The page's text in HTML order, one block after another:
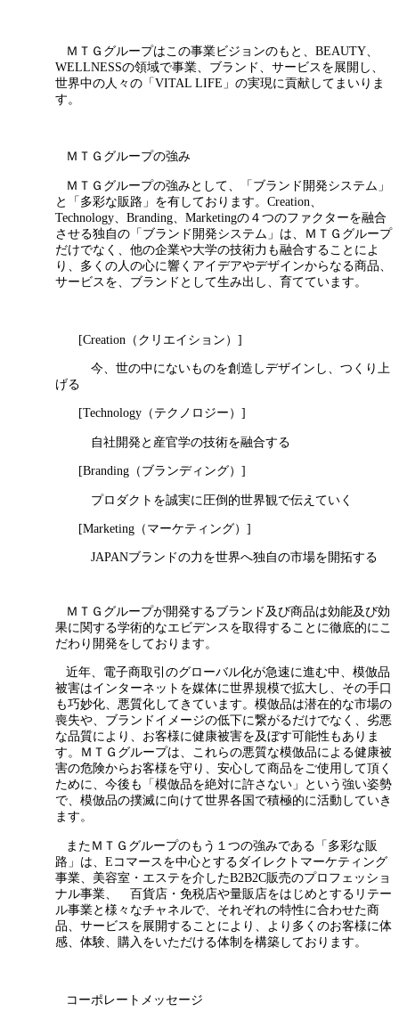
ＭＴＧグループはこの事業ビジョンのもと、BEAUTY、
WELLNESSの領域で事業、ブランド、サービスを展開し、
世界中の人々の「VITAL LIFE」の実現に貢献してまいりま
す。
ＭＴＧグループの強み
ＭＴＧグループの強みとして、「ブランド開発システム」
と「多彩な販路」を有しております。Creation、
Technology、Branding、Marketingの４つのファクターを融合
させる独自の「ブランド開発システム」は、ＭＴＧグループ
だけでなく、他の企業や大学の技術力も融合することによ
り、多くの人の心に響くアイデアやデザインからなる商品、
サービスを、ブランドとして生み出し、育てています。
[Creation（クリエイション）]
今、世の中にないものを創造しデザインし、つくり上
げる
[Technology（テクノロジー）]
自社開発と産官学の技術を融合する
[Branding（ブランディング）]
プロダクトを誠実に圧倒的世界観で伝えていく
[Marketing（マーケティング）]
JAPANブランドの力を世界へ独自の市場を開拓する
ＭＴＧグループが開発するブランド及び商品は効能及び効
果に関する学術的なエビデンスを取得することに徹底的にこ
だわり開発をしております。
近年、電子商取引のグローバル化が急速に進む中、模倣品
被害はインターネットを媒体に世界規模で拡大し、その手口
も巧妙化、悪質化してきています。模倣品は潜在的な市場の
喪失や、ブランドイメージの低下に繋がるだけでなく、劣悪
な品質により、お客様に健康被害を及ぼす可能性もありま
す。ＭＴＧグループは、これらの悪質な模倣品による健康被
害の危険からお客様を守り、安心して商品をご使用して頂く
ために、今後も「模倣品を絶対に許さない」という強い姿勢
で、模倣品の撲滅に向けて世界各国で積極的に活動していき
ます。
またＭＴＧグループのもう１つの強みである「多彩な販
路」は、Eコマースを中心とするダイレクトマーケティング
事業、美容室・エステを介したB2B2C販売のプロフェッショ
ナル事業、 百貨店・免税店や量販店をはじめとするリテー
ル事業と様々なチャネルで、それぞれの特性に合わせた商
品、サービスを展開することにより、より多くのお客様に体
感、体験、購入をいただける体制を構築しております。
コーポレートメッセージ